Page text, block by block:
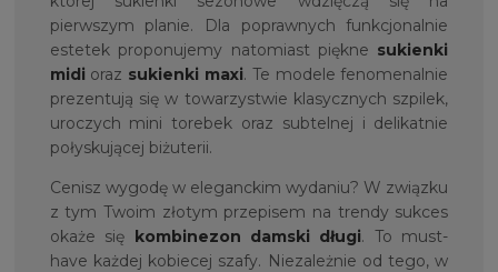
pierwszym planie. Dla poprawnych funkcjonalnie
estetek proponujemy natomiast piękne sukienki
midi oraz sukienki maxi. Te modele fenomenalnie
prezentują się w towarzystwie klasycznych szpilek,
uroczych mini torebek oraz subtelnej i delikatnie
połyskującej biżuterii.
Cenisz wygodę w eleganckim wydaniu? W związku
z tym Twoim złotym przepisem na trendy sukces
okaże się kombinezon damski długi. To must-
have każdej kobiecej szafy. Niezależnie od tego, w